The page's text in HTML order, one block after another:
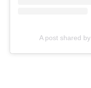
A post shared